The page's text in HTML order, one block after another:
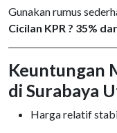
Gunakan rumus
Cicilan KPR ? 35%
Keuntungan
di Surabaya
Harga relatif